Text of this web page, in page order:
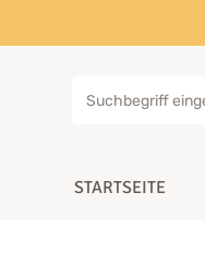
STARTSEITE